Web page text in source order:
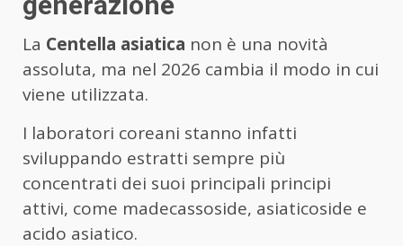
La Centella asiatica non è una novità
assoluta, ma nel 2026 cambia il modo in cui
viene utilizzata.
I laboratori coreani stanno infatti
sviluppando estratti sempre più
concentrati dei suoi principali principi
attivi, come madecassoside, asiaticoside e
acido asiatico.